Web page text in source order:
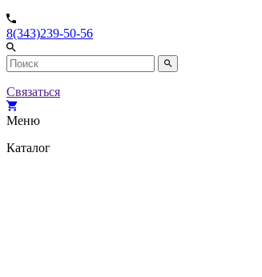
8(343)239-50-56
Связаться
Меню
Каталог